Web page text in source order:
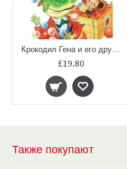
Крокодил Гена и его друзья. Все приключения
£19.80
Также покупают